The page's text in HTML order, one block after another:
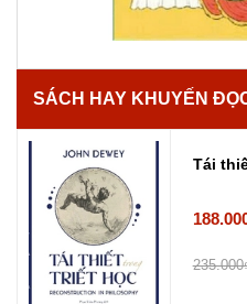
SÁCH HAY KHUYẾN
Tái